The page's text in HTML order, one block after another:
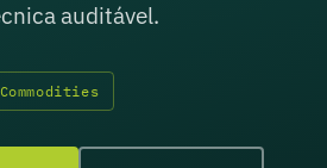
auditável.
Commodities